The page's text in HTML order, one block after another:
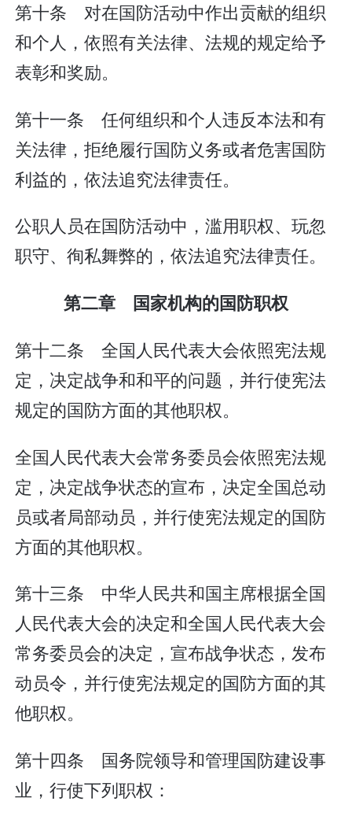
第十条 对在国防活动中作出贡献的组织
和个人，依照有关法律、法规的规定给予
表彰和奖励。
第十一条 任何组织和个人违反本法和有
关法律，拒绝履行国防义务或者危害国防
利益的，依法追究法律责任。
公职人员在国防活动中，滥用职权、玩忽
职守、徇私舞弊的，依法追究法律责任。
第二章 国家机构的国防职权
第十二条 全国人民代表大会依照宪法规
定，决定战争和和平的问题，并行使宪法
规定的国防方面的其他职权。
全国人民代表大会常务委员会依照宪法规
定，决定战争状态的宣布，决定全国总动
员或者局部动员，并行使宪法规定的国防
方面的其他职权。
第十三条 中华人民共和国主席根据全国
人民代表大会的决定和全国人民代表大会
常务委员会的决定，宣布战争状态，发布
动员令，并行使宪法规定的国防方面的其
他职权。
第十四条 国务院领导和管理国防建设事
业，行使下列职权：